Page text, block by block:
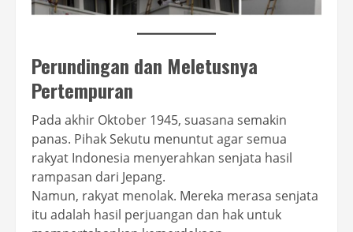
Perundingan dan Meletusnya
Pertempuran
Pada akhir Oktober 1945, suasana semakin
panas. Pihak Sekutu menuntut agar semua
rakyat Indonesia menyerahkan senjata hasil
rampasan dari Jepang.
Namun, rakyat menolak. Mereka merasa senjata
itu adalah hasil perjuangan dan hak untuk